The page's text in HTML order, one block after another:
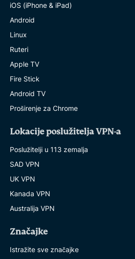
iOS (iPhone & iPad)
Android
Linux
Ruteri
Apple TV
Fire Stick
Android TV
Proširenje za Chrome
Lokacije poslužitelja VPN-a
Poslužitelji u 113 zemalja
SAD VPN
UK VPN
Kanada VPN
Australija VPN
Značajke
Istražite sve značajke